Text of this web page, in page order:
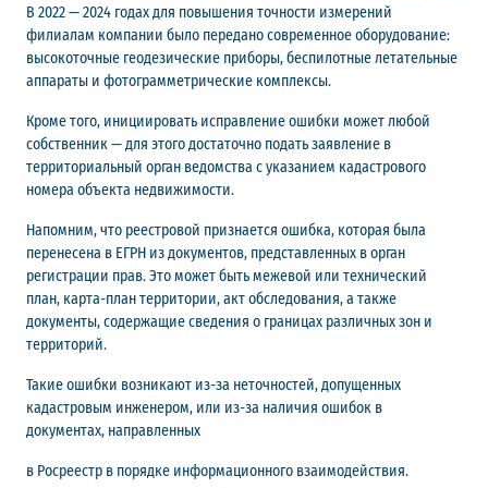
В 2022 — 2024 годах для повышения точности измерений
филиалам компании было передано современное оборудование:
высокоточные геодезические приборы, беспилотные летательные
аппараты и фотограмметрические комплексы.
Кроме того, инициировать исправление ошибки может любой
собственник — для этого достаточно подать заявление в
территориальный орган ведомства с указанием кадастрового
номера объекта недвижимости.
Напомним, что реестровой признается ошибка, которая была
перенесена в ЕГРН из документов, представленных в орган
регистрации прав. Это может быть межевой или технический
план, карта-план территории, акт обследования, а также
документы, содержащие сведения о границах различных зон и
территорий.
Такие ошибки возникают из-за неточностей, допущенных
кадастровым инженером, или из-за наличия ошибок в
документах, направленных
в Росреестр в порядке информационного взаимодействия.